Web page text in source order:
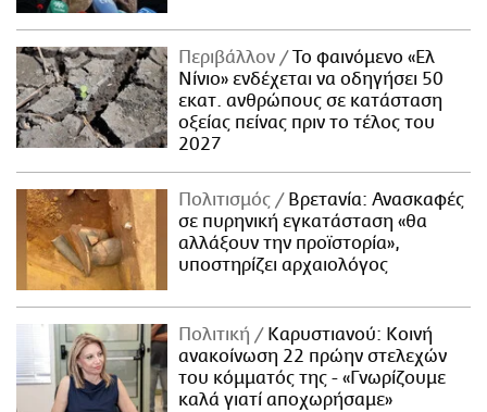
Περιβάλλον
Το φαινόμενο «Ελ
Νίνιο» ενδέχεται να οδηγήσει 50
εκατ. ανθρώπους σε κατάσταση
οξείας πείνας πριν το τέλος του
2027
Πολιτισμός
Βρετανία: Ανασκαφές
σε πυρηνική εγκατάσταση «θα
αλλάξουν την προϊστορία»,
υποστηρίζει αρχαιολόγος
Πολιτική
Καρυστιανού: Κοινή
ανακοίνωση 22 πρώην στελεχών
του κόμματός της - «Γνωρίζουμε
καλά γιατί αποχωρήσαμε»